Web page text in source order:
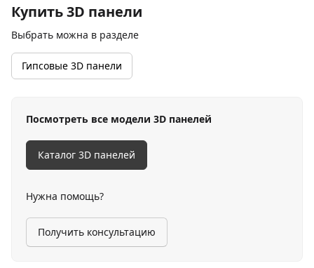
Купить 3D панели
Выбрать можна в разделе
Гипсовые 3D панели
Посмотреть все модели 3D панелей
Каталог 3D панелей
Нужна помощь?
Получить консультацию